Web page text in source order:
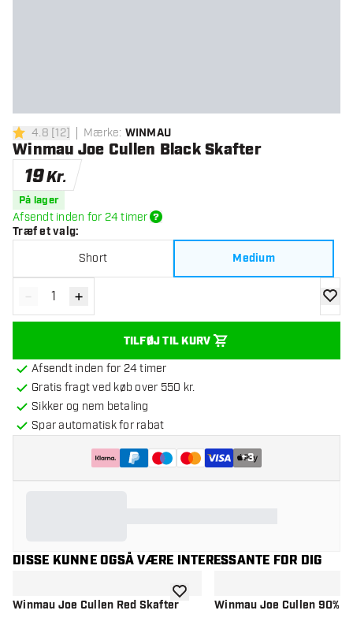
4.8 bedømmelsesstjerner
4.8 [12] Mærke: WINMAU
Winmau Joe Cullen Black Skafter
19Kr.
På lager
Afsendt inden for 24 timer
Træf et valg:
Short Medium
Reducér antal
- Øg antal
+
TILFØJ TIL KURV
Afsendt inden for 24 timer
Gratis fragt ved køb over 550 kr.
Sikker og nem betaling
Spar automatisk for rabat
+3
DISSE KUNNE OGSÅ VÆRE INTERESSANTE FOR DIG
Winmau Joe Cullen Red Skaftertilføje til ønskeliste
Winmau Joe Cullen 90%